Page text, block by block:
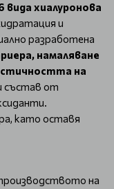
вида хиалуронова
и
разработена
намаляване
на
състав от
като оставя
на